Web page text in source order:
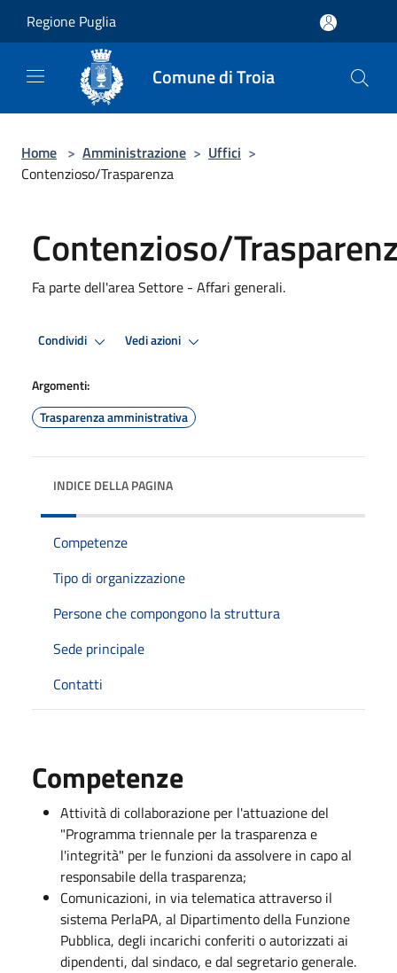
Regione Puglia
Comune di Troia
Home > Amministrazione > Uffici >
Contenzioso/Trasparenza
Contenzioso/
Fa parte dell'area Settore - Affari generali.
Condividi Vedi azioni
Argomenti:
Trasparenza amministrativa
INDICE DELLA PAGINA
Competenze
Tipo di organizzazione
Persone che compongono la struttura
Sede principale
Contatti
Competenze
Attività di collaborazione per l'attuazione del
"Programma triennale per la trasparenza e
l'integrità" per le funzioni da assolvere in capo al
responsabile della trasparenza;
Comunicazioni, in via telematica attraverso il
sistema PerlaPA, al Dipartimento della Funzione
Pubblica, degli incarichi conferiti o autorizzati ai
dipendenti, dal sindaco, e dal segretario generale.